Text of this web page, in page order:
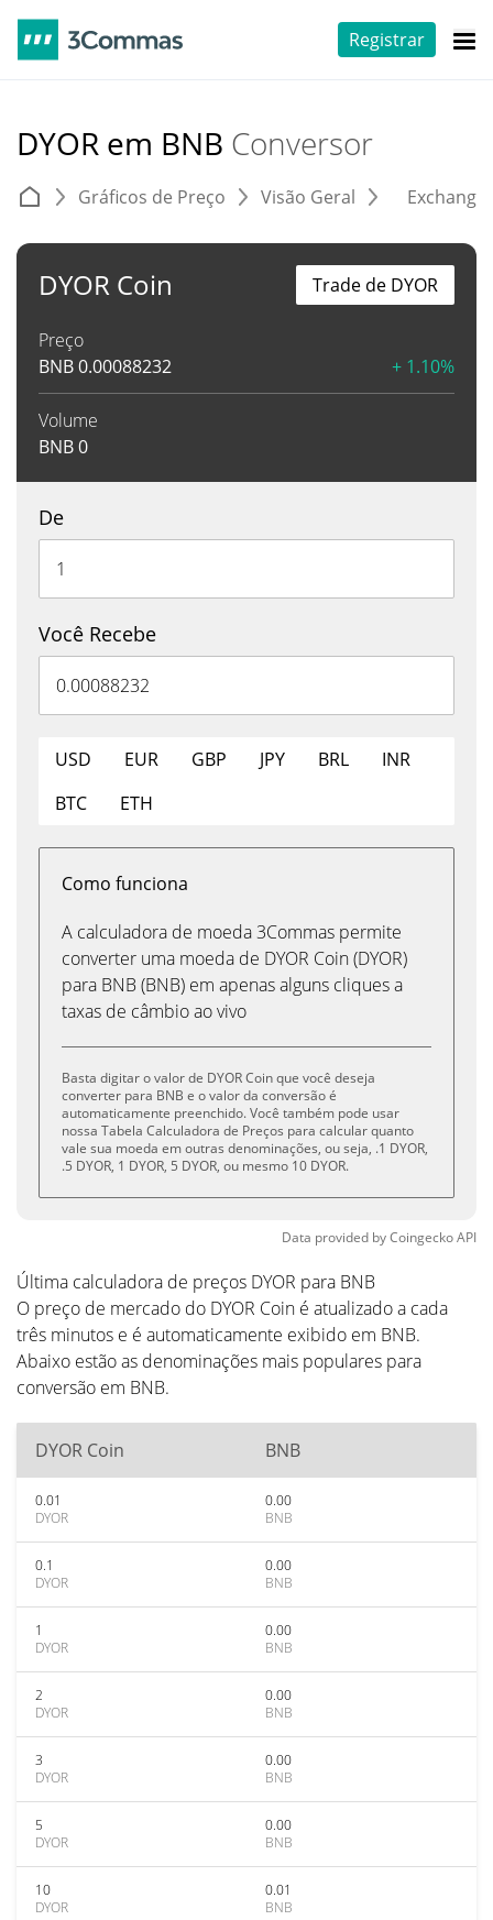
Registrar
DYOR em BNB Conversor
Gráficos de Preço Visão Geral
DYOR Coin
Preço
BNB0.00088232 + 1.10%
Volume
BNB0
Trade de DYOR
De
Você Recebe
USD EUR GBP JPY BRL
INR
BTC
ETH
Como funciona
A calculadora de moeda 3Commas permite
converter uma moeda de DYOR Coin (DYOR)
para BNB (BNB) em apenas alguns cliques a
taxas de câmbio ao vivo
Basta digitar o valor de DYOR Coin que você deseja
converter para BNB e o valor da conversão é
automaticamente preenchido. Você também pode usar
nossa Tabela Calculadora de Preços para calcular quanto
vale sua moeda em outras denominações, ou seja, .1 DYOR,
.5 DYOR, 1 DYOR, 5 DYOR, ou mesmo 10 DYOR.
Data provided byCoingeckoAPI
Última calculadora de preços DYOR para BNB
O preço de mercado do DYOR Coin é atualizado a cada
três minutos e é automaticamente exibido em BNB.
Abaixo estão as denominações mais populares para
conversão em BNB.
DYOR Coin BNB
0.01
DYOR
0.00
BNB
0.1
DYOR
0.00
BNB
1
DYOR
0.00
BNB
2
DYOR
0.00
BNB
3
DYOR
0.00
BNB
5
DYOR
0.00
BNB
10
DYOR
0.01
BNB